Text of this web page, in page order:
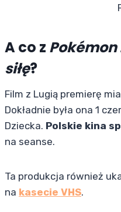
A co z Pokémon
siłę?
Film z Lugią premierę
Dokładnie była ona 1
Dziecka. Polskie kina
na seanse.
Ta produkcja również
na kasecie VHS.